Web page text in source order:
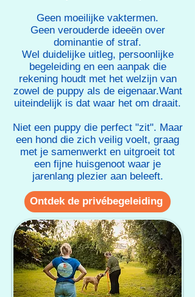
Geen moeilijke vaktermen.
Geen verouderde ideeën over
dominantie of straf.
Wel duidelijke uitleg, persoonlijke
begeleiding en een aanpak die
rekening houdt met het welzijn van
zowel de puppy als de eigenaar.Want
uiteindelijk is dat waar het om draait.
Niet een puppy die perfect "zit". Maar
een hond die zich veilig voelt, graag
met je samenwerkt en uitgroeit tot
een fijne huisgenoot waar je
jarenlang plezier aan beleeft.​
Ontdek de privébegeleiding